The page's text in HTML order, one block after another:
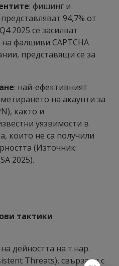
: фишинг и
94,7% от
2025 се засилват
фалшиви CAPTCHA
представящи се за
: най-ефективният
на акаунти за
както и
уязвимости в
които не са получили
(Източник:
2025).
тактики
дейността на т.нар.
Threats), свързани с